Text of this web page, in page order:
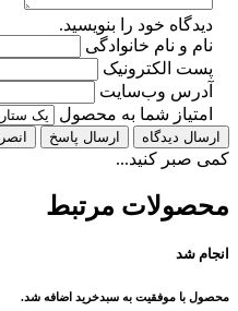
خود را بنویسید.
و نام خانوادگی
الکترونیک
وب‌سایت
شما به محصول
دیدگاه ارسال پاسخ انصراف
کنید...
مرتبط
شد
با موفقیت به سبدخرید اضافه شد.